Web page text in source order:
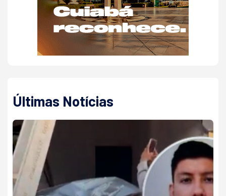
Últimas Notícias